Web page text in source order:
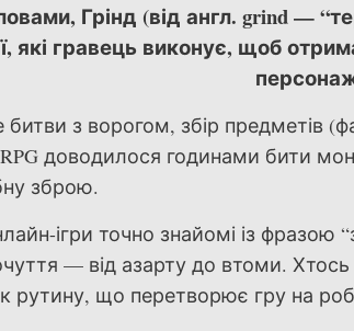
Грінд (від англ. grind —
які гравець виконує, щоб
битви з ворогом, збір предметів
доводилося годинами бити
зброю.
ігри точно знайомі із фразою
— від азарту до втоми.
рутину, що перетворює гру на